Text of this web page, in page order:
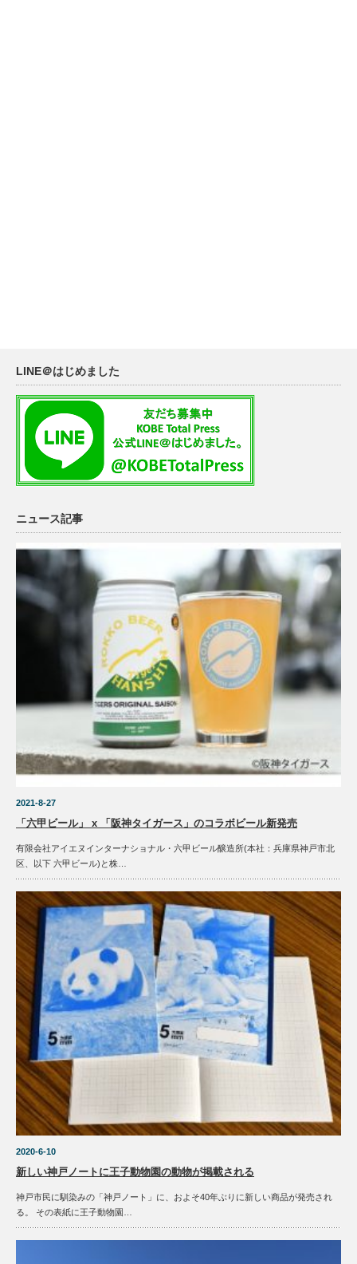
LINE＠はじめました
ニュース記事
2021-8-27
「六甲ビール」 x 「阪神タイガース」のコラボビール新発売
有限会社アイエヌインターナショナル・六甲ビール醸造所(本社：兵庫県神戸市北
区、以下 六甲ビール)と株…
2020-6-10
新しい神戸ノートに王子動物園の動物が掲載される
神戸市民に馴染みの「神戸ノート」に、およそ40年ぶりに新しい商品が発売され
る。 その表紙に王子動物園…